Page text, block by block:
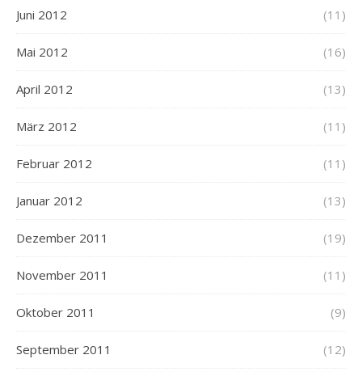
Juni 2012 (11)
Mai 2012 (16)
April 2012 (13)
März 2012 (11)
Februar 2012 (11)
Januar 2012 (13)
Dezember 2011 (19)
November 2011 (11)
Oktober 2011 (9)
September 2011 (12)